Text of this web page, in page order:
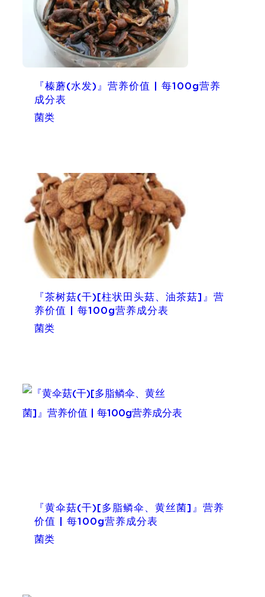
『榛蘑(水发)』营养价值 | 每100g营养
成分表
菌类
『茶树菇(干)[柱状田头菇、油茶菇]』营
养价值 | 每100g营养成分表
菌类
『黄伞菇(干)[多脂鳞伞、黄丝菌]』营养
价值 | 每100g营养成分表
菌类